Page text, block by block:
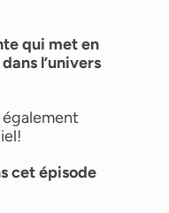
qui met en
l’univers
cet épisode